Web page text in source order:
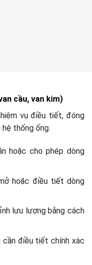
cầu, van kim)
vụ điều tiết, đóng
thống ống.
hoặc cho phép dòng
hoặc điều tiết dòng
lưu lượng bằng cách
cần điều tiết chính xác